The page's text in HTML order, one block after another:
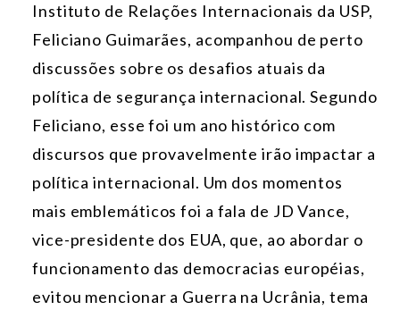
Instituto de Relações Internacionais da USP,
Feliciano Guimarães, acompanhou de perto
discussões sobre os desafios atuais da
política de segurança internacional. Segundo
Feliciano, esse foi um ano histórico com
discursos que provavelmente irão impactar a
política internacional. Um dos momentos
mais emblemáticos foi a fala de JD Vance,
vice-presidente dos EUA, que, ao abordar o
funcionamento das democracias européias,
evitou mencionar a Guerra na Ucrânia, tema